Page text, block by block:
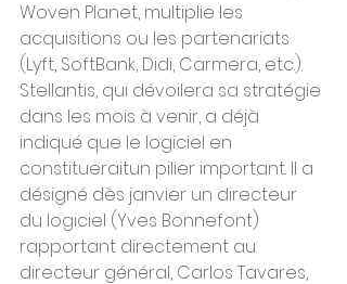
Woven Planet, multiplie les
acquisitions ou les partenariats
(Lyft, SoftBank, Didi, Carmera, etc.).
Stellantis, qui dévoilera sa stratégie
dans les mois à venir, a déjà
indiqué que le logiciel en
constitueraitun pilier important. Il a
désigné dès janvier un directeur
du logiciel (Yves Bonnefont)
rapportant directement au
directeur général, Carlos Tavares,